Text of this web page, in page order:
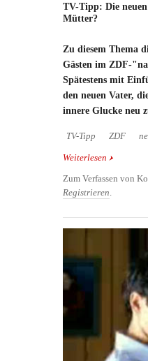
TV-Tipp: Die
Mütter?
Zu diesem Thema
Gästen im ZDF-
Spätestens mit
den neuen Vater,
innere Glucke neu
TV-Tipp ZDF
Weiterlesen über TV-
Zum Verfassen von
Registrieren